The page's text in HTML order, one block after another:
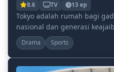
8.6 TV 13 ep
Tokyo adalah rumah bagi
nasional dan generasi
Kitalara, seorang pelatih
Drama Sports